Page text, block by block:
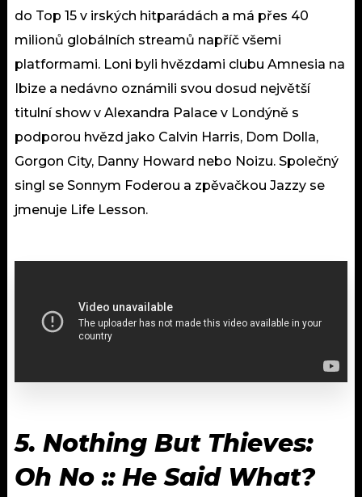
do Top 15 v irských hitparádách a má přes 40
milionů globálních streamů napříč všemi
platformami. Loni byli hvězdami clubu Amnesia na
Ibize a nedávno oznámili svou dosud největší
titulní show v Alexandra Palace v Londýně s
podporou hvězd jako Calvin Harris, Dom Dolla,
Gorgon City, Danny Howard nebo Noizu. Společný
singl se Sonnym Foderou a zpěvačkou Jazzy se
jmenuje Life Lesson.
5. Nothing But Thieves:
Oh No :: He Said What?